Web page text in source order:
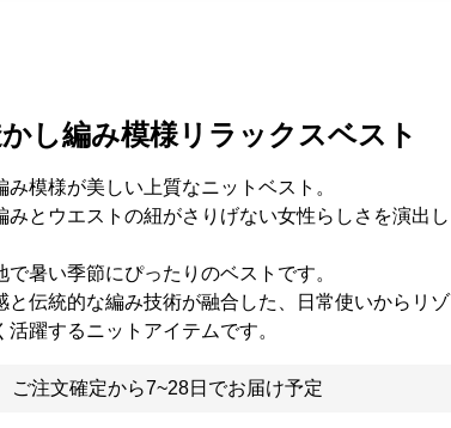
し編み模様リラックスベスト
み模様が美しい上質なニットベスト。
みとウエストの紐がさりげない女性らしさを演出し
で暑い季節にぴったりのベストです。
と伝統的な編み技術が融合した、日常使いからリゾ
活躍するニットアイテムです。
ご注文確定から7~28日でお届け予定